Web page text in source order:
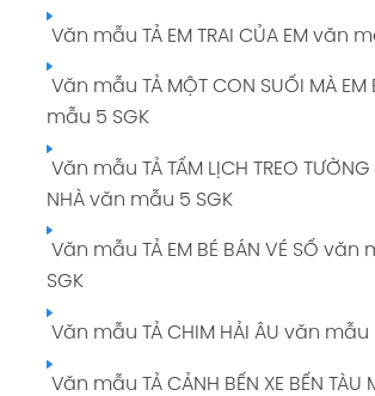
Văn mẫu TẢ EM TRAI CỦA EM văn
Văn mẫu TẢ MỘT CON SUỐI MÀ EM
mẫu 5 SGK
Văn mẫu TẢ TẤM LỊCH TREO TƯỜNG
NHÀ văn mẫu 5 SGK
Văn mẫu TẢ EM BÉ BÁN VÉ SỐ văn
SGK
Văn mẫu TẢ CHIM HẢI ÂU văn mẫu
Văn mẫu TẢ CẢNH BẾN XE BẾN TÀU